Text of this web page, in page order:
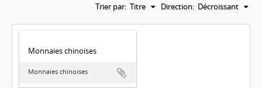
Trier par: Titre Direction: Décroissant
Monnaies chinoises
Monnaies chinoises